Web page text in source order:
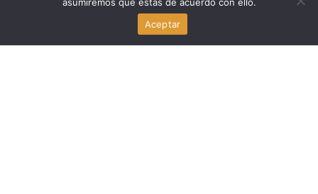
David Suárez: la parada de tráfico que desató una
guerra con la policía de Miami Beach
Aceptar